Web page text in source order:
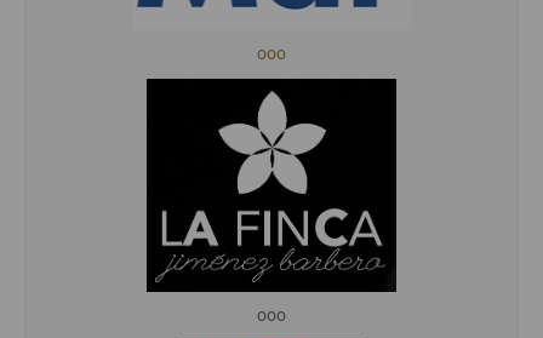
ooo
ooo